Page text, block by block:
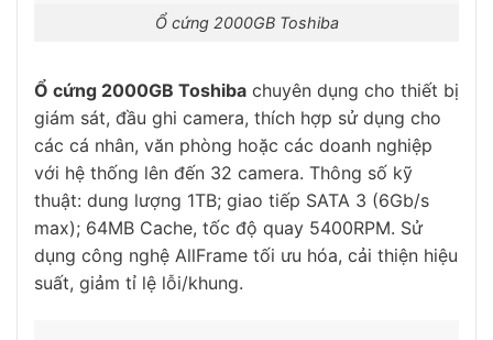
Ổ cứng 2000GB Toshiba
Ổ cứng 2000GB Toshiba chuyên dụng cho thiết bị
giám sát, đầu ghi camera, thích hợp sử dụng cho
các cá nhân, văn phòng hoặc các doanh nghiệp
với hệ thống lên đến 32 camera. Thông số kỹ
thuật: dung lượng 1TB; giao tiếp SATA 3 (6Gb/s
max); 64MB Cache, tốc độ quay 5400RPM. Sử
dụng công nghệ AllFrame tối ưu hóa, cải thiện hiệu
suất, giảm tỉ lệ lỗi/khung.